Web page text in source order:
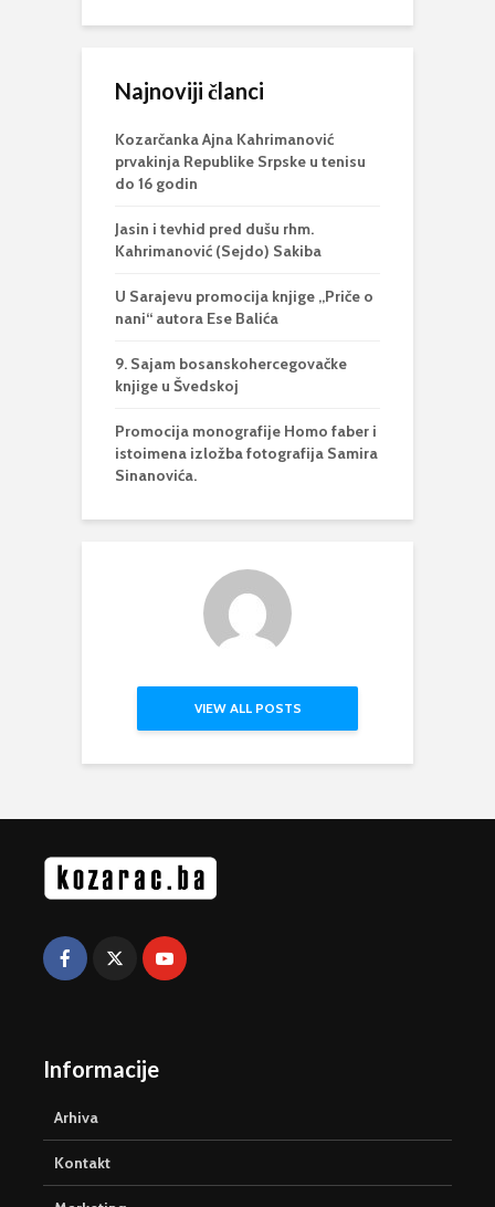
Najnoviji članci
Kozarčanka Ajna Kahrimanović
prvakinja Republike Srpske u tenisu
do 16 godin
Jasin i tevhid pred dušu rhm.
Kahrimanović (Sejdo) Sakiba
U Sarajevu promocija knjige „Priče o
nani“ autora Ese Balića
9. Sajam bosanskohercegovačke
knjige u Švedskoj
Promocija monografije Homo faber i
istoimena izložba fotografija Samira
Sinanovića.
VIEW ALL POSTS
Informacije
Arhiva
Kontakt